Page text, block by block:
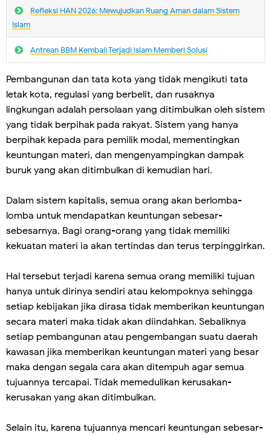
Refleksi HAN 2026: Mewujudkan Ruang Aman dalam Sistem
Islam
Antrean BBM Kembali Terjadi lslam Memberi Solusi
Pembangunan dan tata kota yang tidak mengikuti tata
letak kota, regulasi yang berbelit, dan rusaknya
lingkungan adalah persolaan yang ditimbulkan oleh sistem
yang tidak berpihak pada rakyat. Sistem yang hanya
berpihak kepada para pemilik modal, mementingkan
keuntungan materi, dan mengenyampingkan dampak
buruk yang akan ditimbulkan di kemudian hari.
Dalam sistem kapitalis, semua orang akan berlomba-
lomba untuk mendapatkan keuntungan sebesar-
sebesarnya. Bagi orang-orang yang tidak memiliki
kekuatan materi ia akan tertindas dan terus terpinggirkan.
Hal tersebut terjadi karena semua orang memiliki tujuan
hanya untuk dirinya sendiri atau kelompoknya sehingga
setiap kebijakan jika dirasa tidak memberikan keuntungan
secara materi maka tidak akan diindahkan. Sebaliknya
setiap pembangunan atau pengembangan suatu daerah
kawasan jika memberikan keuntungan materi yang besar
maka dengan segala cara akan ditempuh agar semua
tujuannya tercapai. Tidak memedulikan kerusakan-
kerusakan yang akan ditimbulkan.
Selain itu, karena tujuannya mencari keuntungan sebesar-